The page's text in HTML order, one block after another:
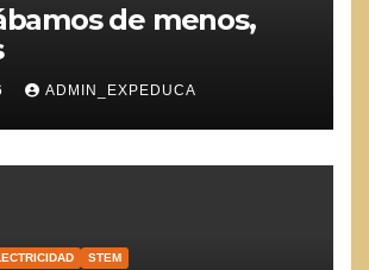
de menos,
ADMIN_EXPEDUCA
STEM